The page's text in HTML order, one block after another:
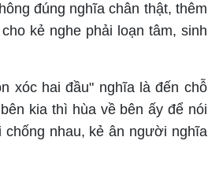
đúng nghĩa chân thật, thêm
kẻ nghe phải loạn tâm, sinh
xóc hai đầu" nghĩa là đến chỗ
kia thì hùa về bên ấy để nói
chống nhau, kẻ ân người nghĩa